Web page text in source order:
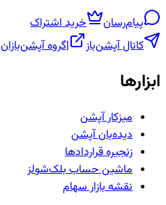
پیام‌رسان
خرید اشتراک
کانال آپشن‌باز
|گروه آپشن‌بازان
ابزارها
میزکار آپشن
دیده‌بان آپشن
زنجیره قراردادها
ماشین حساب بلک‌شولز
نقشه بازار سهام